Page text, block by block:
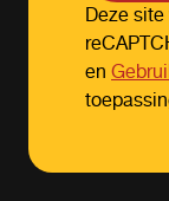
Deze
en